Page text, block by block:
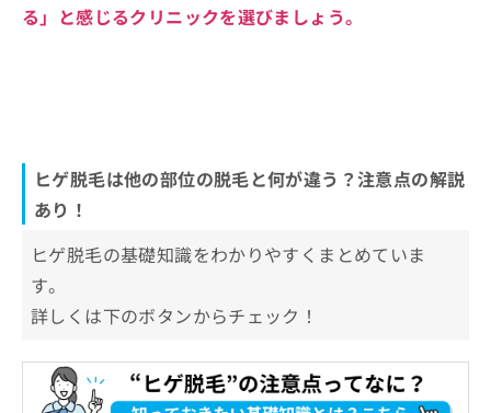
る」と感じるクリニックを選びましょう。
ヒゲ脱毛は他の部位の脱毛と何が違う？注意点の解説
あり！
ヒゲ脱毛の基礎知識をわかりやすくまとめていま
す。
詳しくは下のボタンからチェック！